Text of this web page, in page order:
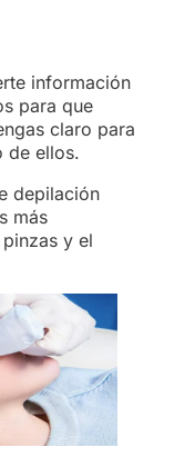
información
para que
claro para
de ellos.
depilación
más
y el